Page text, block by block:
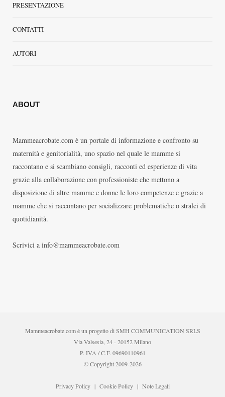
PRESENTAZIONE
CONTATTI
AUTORI
ABOUT
Mammeacrobate.com è un portale di informazione e confronto su
maternità e genitorialità, uno spazio nel quale le mamme si
raccontano e si scambiano consigli, racconti ed esperienze di vita
grazie alla collaborazione con professioniste che mettono a
disposizione di altre mamme e donne le loro competenze e grazie a
mamme che si raccontano per socializzare problematiche o stralci di
quotidianità.
Scrivici a info@mammeacrobate.com
Mammeacrobate.com è un progetto di SMH COMMUNICATION SRLS
Via Valsesia, 24 - 20152 Milano
P. IVA / C.F. 09690110961
© Copyright 2009-2026
Privacy Policy| Cookie Policy| Note Legali